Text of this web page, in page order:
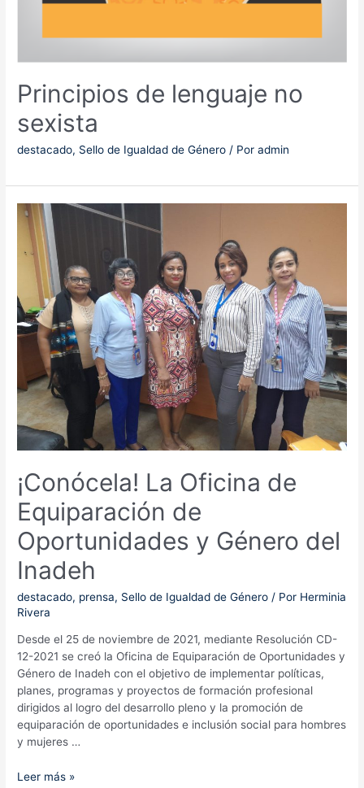
Principios de lenguaje no
sexista
destacado, Sello de Igualdad de Género / Poradmin
¡Conócela! La Oficina de
Equiparación de
Oportunidades y Género del
Inadeh
destacado, prensa, Sello de Igualdad de Género / Por Herminia
Rivera
Desde el 25 de noviembre de 2021, mediante Resolución CD-
12-2021 se creó la Oficina de Equiparación de Oportunidades y
Género de Inadeh con el objetivo de implementar políticas,
planes, programas y proyectos de formación profesional
dirigidos al logro del desarrollo pleno y la promoción de
equiparación de oportunidades e inclusión social para hombres
y mujeres …
¡Conócela!
Leer más »